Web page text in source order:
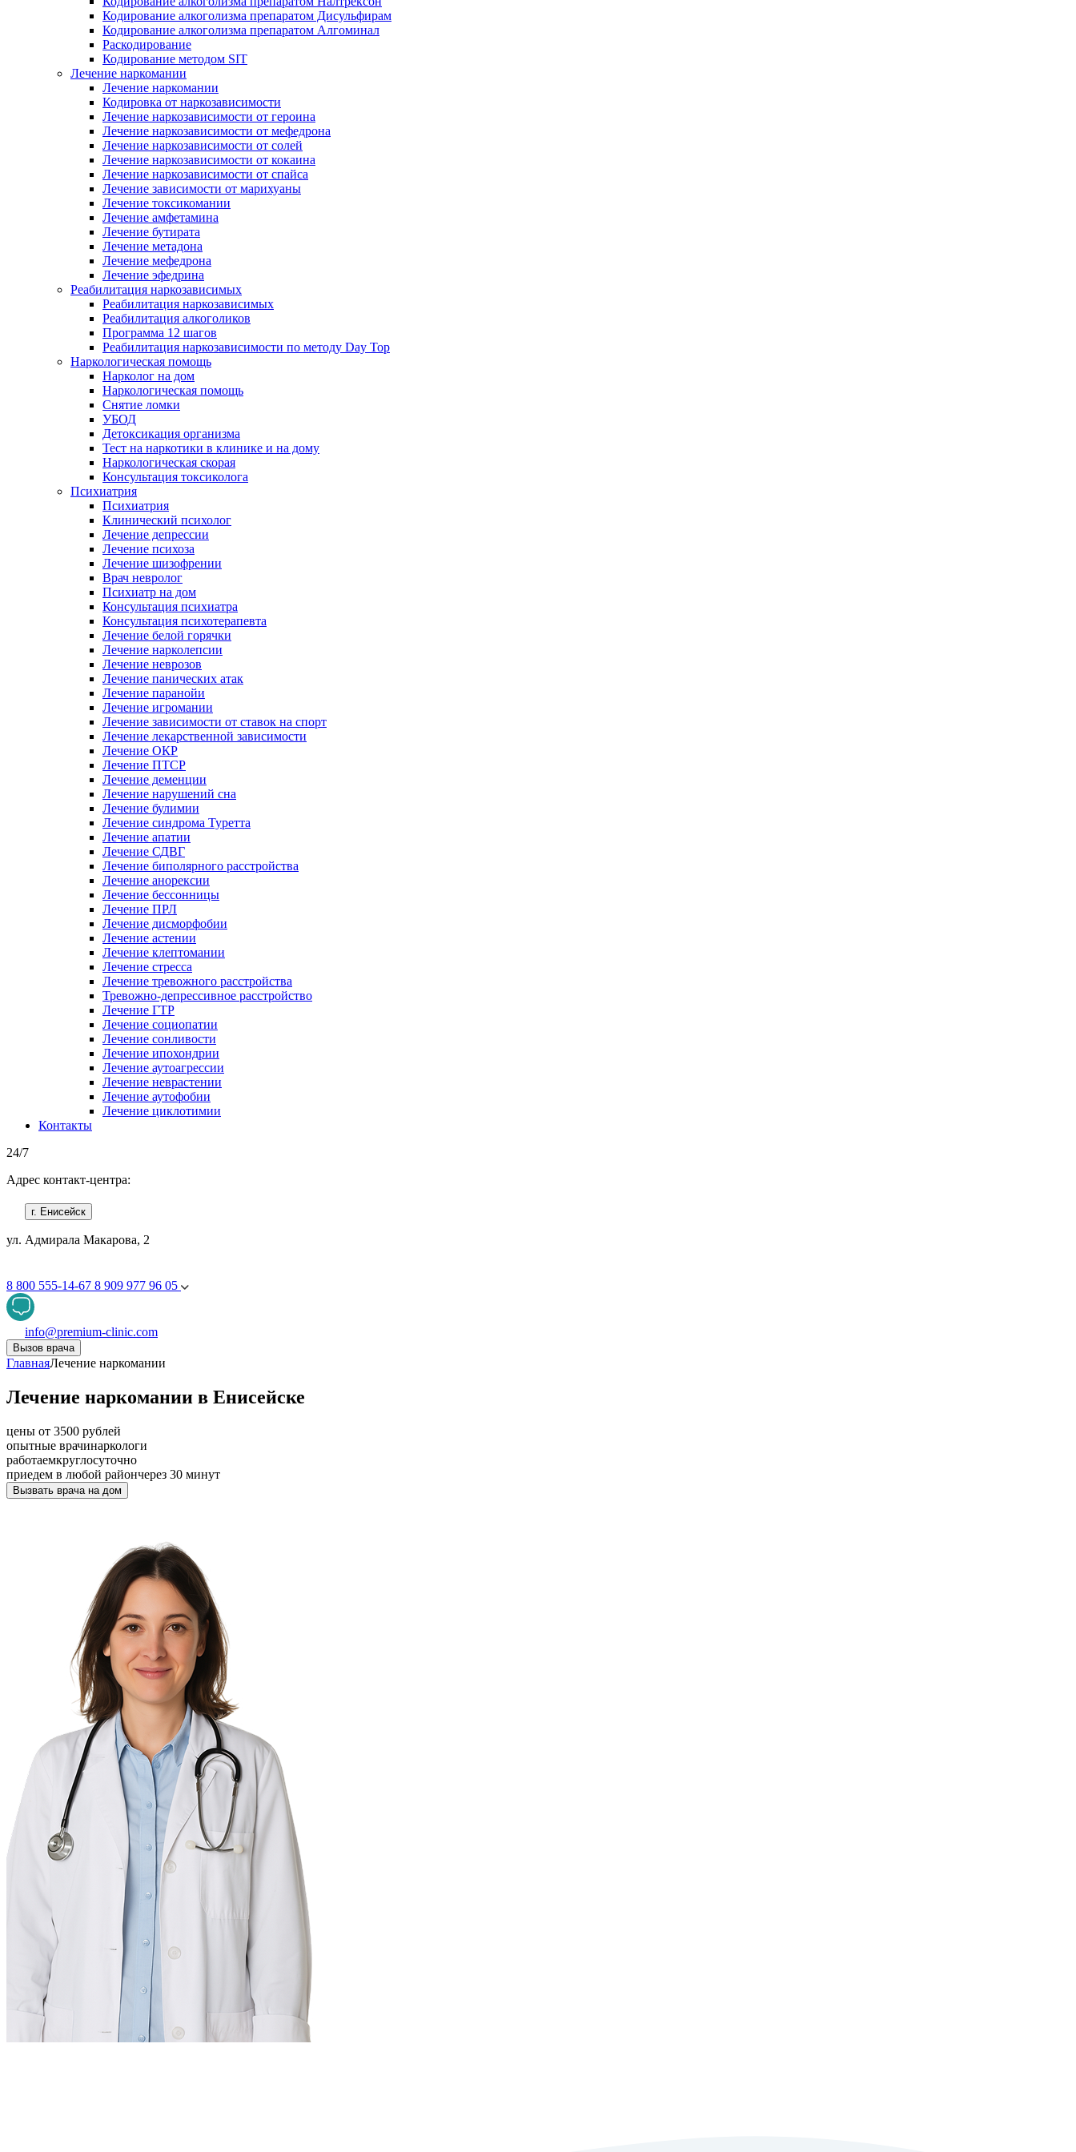
Кодирование алкоголизма препаратом Дисульфирам
Кодирование алкоголизма препаратом Алгоминал
Раскодирование
Кодирование методом SIT
Лечение наркомании
Лечение наркомании
Кодировка от наркозависимости
Лечение наркозависимости от героина
Лечение наркозависимости от мефедрона
Лечение наркозависимости от солей
Лечение наркозависимости от кокаина
Лечение наркозависимости от спайса
Лечение зависимости от марихуаны
Лечение токсикомании
Лечение амфетамина
Лечение бутирата
Лечение метадона
Лечение мефедрона
Лечение эфедрина
Реабилитация наркозависимых
Реабилитация наркозависимых
Реабилитация алкоголиков
Программа 12 шагов
Реабилитация наркозависимости по методу Day Top
Наркологическая помощь
Нарколог на дом
Наркологическая помощь
Снятие ломки
УБОД
Детоксикация организма
Тест на наркотики в клинике и на дому
Наркологическая скорая
Консультация токсиколога
Психиатрия
Психиатрия
Клинический психолог
Лечение депрессии
Лечение психоза
Лечение шизофрении
Врач невролог
Психиатр на дом
Консультация психиатра
Консультация психотерапевта
Лечение белой горячки
Лечение нарколепсии
Лечение неврозов
Лечение панических атак
Лечение паранойи
Лечение игромании
Лечение зависимости от ставок на спорт
Лечение лекарственной зависимости
Лечение ОКР
Лечение ПТСР
Лечение деменции
Лечение нарушений сна
Лечение булимии
Лечение синдрома Туретта
Лечение апатии
Лечение СДВГ
Лечение биполярного расстройства
Лечение анорексии
Лечение бессонницы
Лечение ПРЛ
Лечение дисморфобии
Лечение астении
Лечение клептомании
Лечение стресса
Лечение тревожного расстройства
Тревожно-депрессивное расстройство
Лечение ГТР
Лечение социопатии
Лечение сонливости
Лечение ипохондрии
Лечение аутоагрессии
Лечение неврастении
Лечение аутофобии
Лечение циклотимии
Контакты
24/7
Адрес контакт-центра:
г. Енисейск
ул. Адмирала Макарова, 2
8 800 555-14-67 8 909 977 96 05
info@premium-clinic.com
Вызов врача
ГлавнаяЛечение наркомании
Лечение наркомании в Енисейске
цены от 3500 рублей
опытные врачинаркологи
работаемкруглосуточно
приедем в любой райончерез 30 минут
Вызвать врача на дом